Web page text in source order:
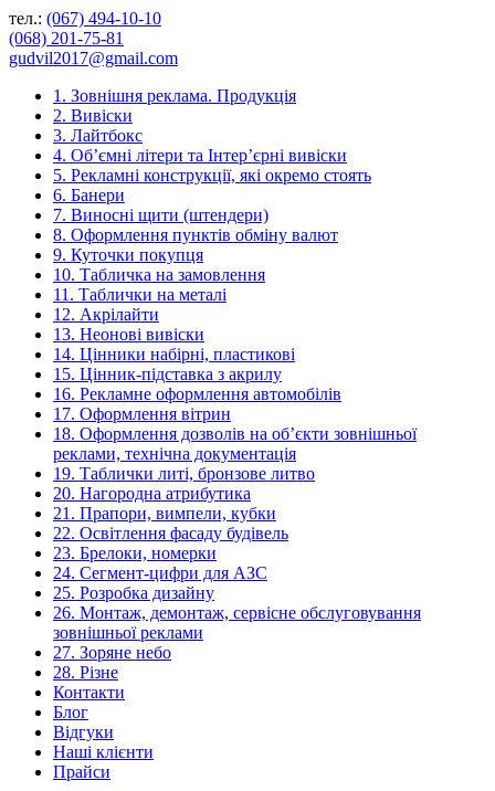
тел.: (067) 494-10-10
(068) 201-75-81
gudvil2017@gmail.com
1. Зовнішня реклама. Продукція
2. Вивіски
3. Лайтбокс
4. Об’ємні літери та Інтер’єрні вивіски
5. Рекламні конструкції, які окремо стоять
6. Банери
7. Виносні щити (штендери)
8. Оформлення пунктів обміну валют
9. Куточки покупця
10. Табличка на замовлення
11. Таблички на металі
12. Акрілайти
13. Неонові вивіски
14. Цінники набірні, пластикові
15. Цінник-підставка з акрилу
16. Рекламне оформлення автомобілів
17. Оформлення вітрин
18. Оформлення дозволів на об’єкти зовнішньої
реклами, технічна документація
19. Таблички литі, бронзове литво
20. Нагородна атрибутика
21. Прапори, вимпели, кубки
22. Освітлення фасаду будівель
23. Брелоки, номерки
24. Сегмент-цифри для АЗС
25. Розробка дизайну
26. Монтаж, демонтаж, сервісне обслуговування
зовнішньої реклами
27. Зоряне небо
28. Різне
Контакти
Блог
Відгуки
Наші клієнти
Прайси